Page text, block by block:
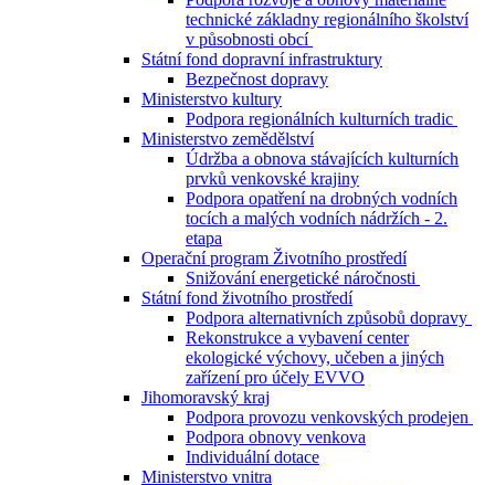
technické základny regionálního školství
v působnosti obcí
Státní fond dopravní infrastruktury
Bezpečnost dopravy
Ministerstvo kultury
Podpora regionálních kulturních tradic
Ministerstvo zemědělství
Údržba a obnova stávajících kulturních
prvků venkovské krajiny
Podpora opatření na drobných vodních
tocích a malých vodních nádržích - 2.
etapa
Operační program Životního prostředí
Snižování energetické náročnosti
Státní fond životního prostředí
Podpora alternativních způsobů dopravy
Rekonstrukce a vybavení center
ekologické výchovy, učeben a jiných
zařízení pro účely EVVO
Jihomoravský kraj
Podpora provozu venkovských prodejen
Podpora obnovy venkova
Individuální dotace
Ministerstvo vnitra